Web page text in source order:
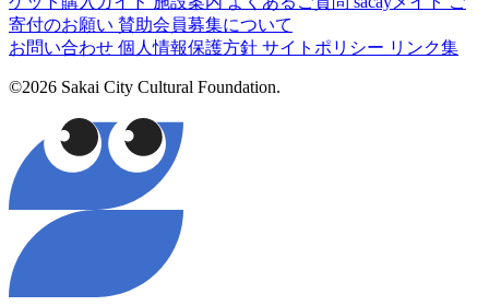
寄付のお願い 賛助会員募集について
お問い合わせ 個人情報保護方針 サイトポリシー リンク集
©2026 Sakai City Cultural Foundation.